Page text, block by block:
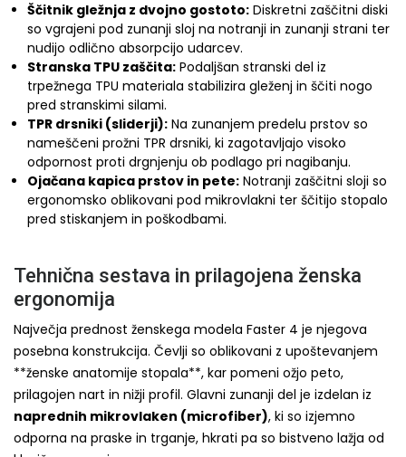
Ščitnik gležnja z dvojno gostoto: Diskretni zaščitni diski
so vgrajeni pod zunanji sloj na notranji in zunanji strani ter
nudijo odlično absorpcijo udarcev.
Stranska TPU zaščita: Podaljšan stranski del iz
trpežnega TPU materiala stabilizira gleženj in ščiti nogo
pred stranskimi silami.
TPR drsniki (sliderji): Na zunanjem predelu prstov so
nameščeni prožni TPR drsniki, ki zagotavljajo visoko
odpornost proti drgnjenju ob podlago pri nagibanju.
Ojačana kapica prstov in pete: Notranji zaščitni sloji so
ergonomsko oblikovani pod mikrovlakni ter ščitijo stopalo
pred stiskanjem in poškodbami.
Tehnična sestava in prilagojena ženska
ergonomija
Največja prednost ženskega modela Faster 4 je njegova
posebna konstrukcija. Čevlji so oblikovani z upoštevanjem
**ženske anatomije stopala**, kar pomeni ožjo peto,
prilagojen nart in nižji profil. Glavni zunanji del je izdelan iz
naprednih mikrovlaken (microfiber), ki so izjemno
odporna na praske in trganje, hkrati pa so bistveno lažja od